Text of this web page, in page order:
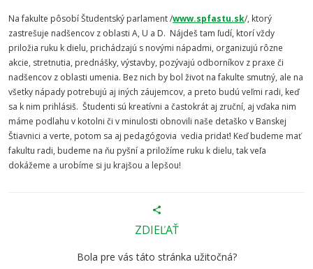
Na fakulte pôsobí Študentský parlament /www.spfastu.sk/, ktorý
zastrešuje nadšencov z oblasti A, U a D. Nájdeš tam ľudí, ktorí vždy
priložia ruku k dielu, prichádzajú s novými nápadmi, organizujú rôzne
akcie, stretnutia, prednášky, výstavby, pozývajú odborníkov z praxe či
nadšencov z oblasti umenia. Bez nich by bol život na fakulte smutný, ale na
všetky nápady potrebujú aj iných záujemcov, a preto budú veľmi radi, keď
sa k nim prihlásiš. Študenti sú kreatívni a častokrát aj zruční, aj vďaka nim
máme podlahu v kotolni či v minulosti obnovili naše detaško v Banskej
Štiavnici a verte, potom sa aj pedagógovia vedia pridať! Keď budeme mať
fakultu radi, budeme na ňu pyšní a priložíme ruku k dielu, tak veľa
dokážeme a urobíme si ju krajšou a lepšou!
ZDIEĽAŤ
Bola pre vás táto stránka užitočná?